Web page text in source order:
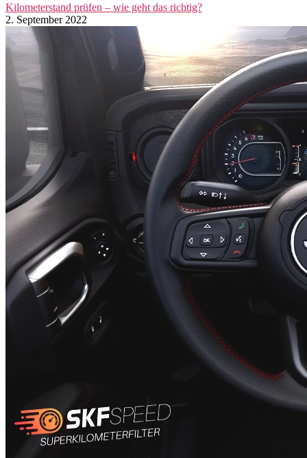
Kilometerstand prüfen – wie geht das richtig?
2. September 2022